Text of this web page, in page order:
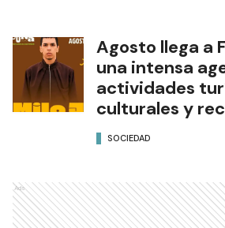
Agosto llega a
una intensa
actividades
culturales y
SOCIEDAD
Ads